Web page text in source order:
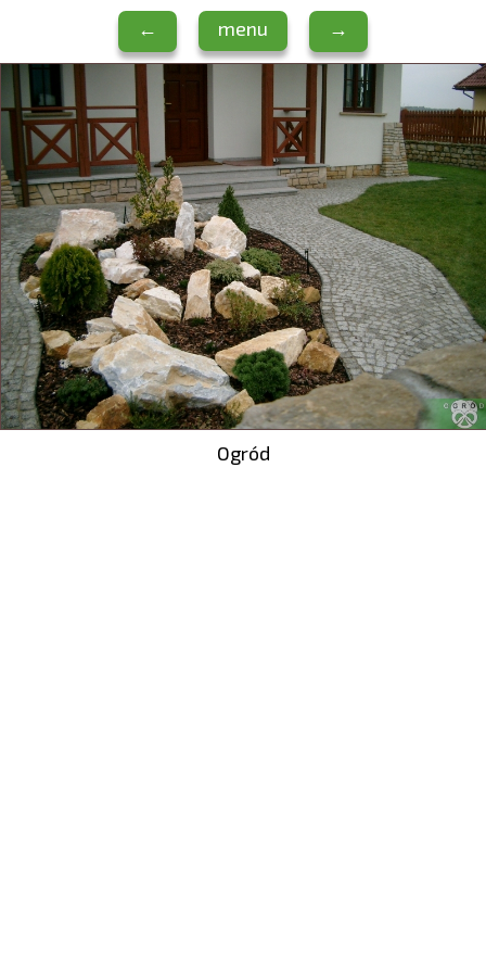
← menu →
Ogród